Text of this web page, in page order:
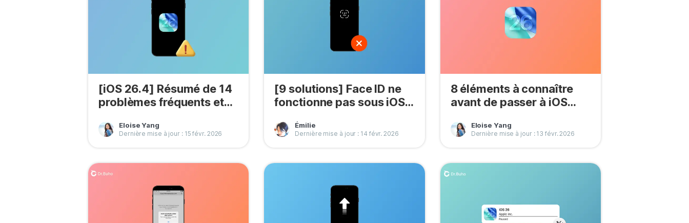
[iOS 26.4] Résumé de 14
problèmes fréquents et
Eloise Yang
Dernière mise à jour : 15 févr. 2026
[9 solutions] Face ID ne
fonctionne pas sous iOS
Émilie
Dernière mise à jour : 14 févr. 2026
8 éléments à connaître
avant de passer à iOS
Eloise Yang
Dernière mise à jour : 13 févr. 2026